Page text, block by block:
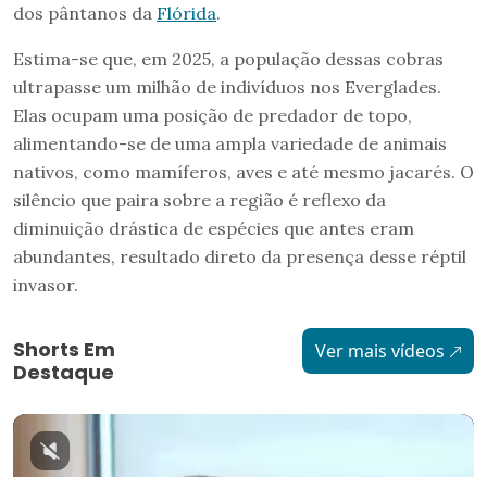
dos pântanos da Flórida.
Estima-se que, em 2025, a população dessas cobras
ultrapasse um milhão de indivíduos nos Everglades.
Elas ocupam uma posição de predador de topo,
alimentando-se de uma ampla variedade de animais
nativos, como mamíferos, aves e até mesmo jacarés. O
silêncio que paira sobre a região é reflexo da
diminuição drástica de espécies que antes eram
abundantes, resultado direto da presença desse réptil
invasor.
Shorts Em
Destaque
Ver mais vídeos